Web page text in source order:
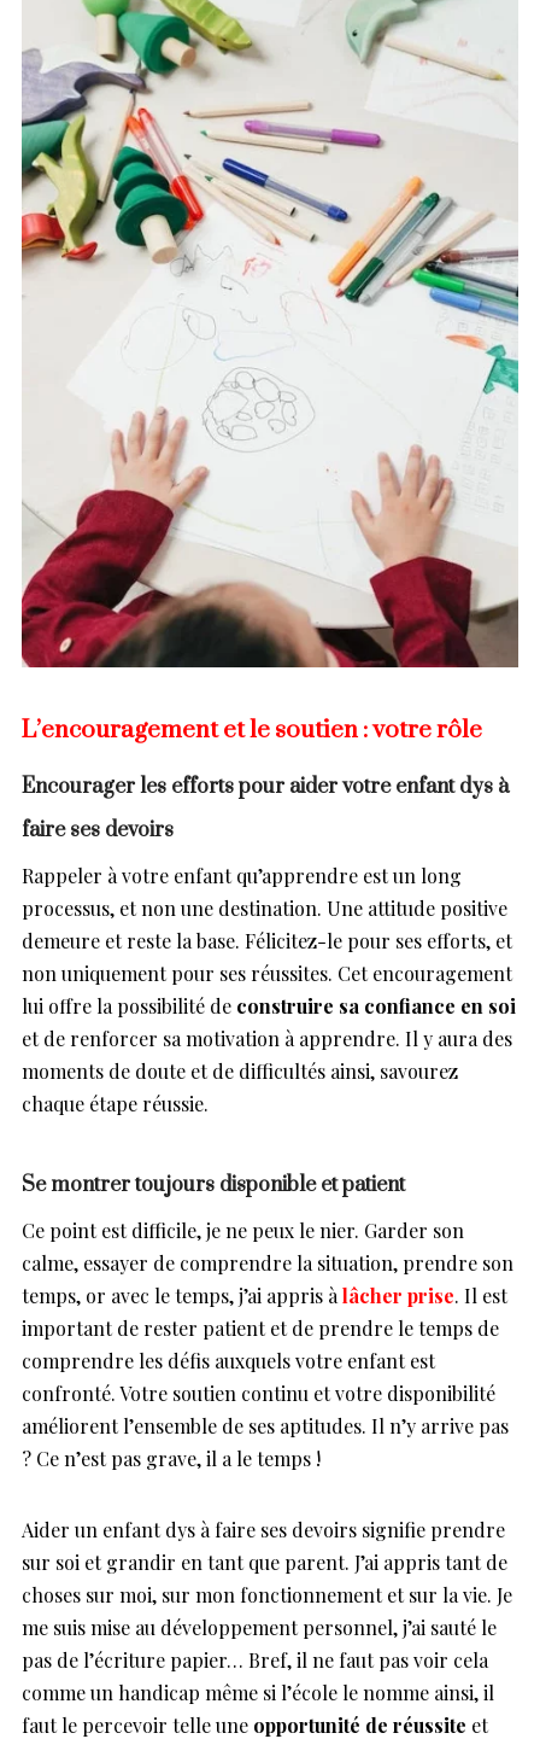
L’encouragement et le soutien : votre rôle
Encourager les efforts pour aider votre enfant dys à
faire ses devoirs
Rappeler à votre enfant qu’apprendre est un long
processus, et non une destination. Une attitude positive
demeure et reste la base. Félicitez-le pour ses efforts, et
non uniquement pour ses réussites. Cet encouragement
lui offre la possibilité de construire sa confiance en soi
et de renforcer sa motivation à apprendre. Il y aura des
moments de doute et de difficultés ainsi, savourez
chaque étape réussie.
Se montrer toujours disponible et patient
Ce point est difficile, je ne peux le nier. Garder son
calme, essayer de comprendre la situation, prendre son
temps, or avec le temps, j’ai appris à lâcher prise. Il est
important de rester patient et de prendre le temps de
comprendre les défis auxquels votre enfant est
confronté. Votre soutien continu et votre disponibilité
améliorent l’ensemble de ses aptitudes. Il n’y arrive pas
? Ce n’est pas grave, il a le temps !
Aider un enfant dys à faire ses devoirs signifie prendre
sur soi et grandir en tant que parent. J’ai appris tant de
choses sur moi, sur mon fonctionnement et sur la vie. Je
me suis mise au développement personnel, j’ai sauté le
pas de l’écriture papier… Bref, il ne faut pas voir cela
comme un handicap même si l’école le nomme ainsi, il
faut le percevoir telle une opportunité de réussite et